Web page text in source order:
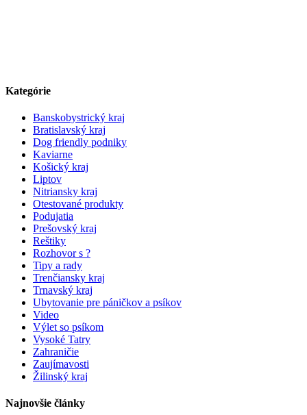
Kategórie
Banskobystrický kraj
Bratislavský kraj
Dog friendly podniky
Kaviarne
Košický kraj
Liptov
Nitriansky kraj
Otestované produkty
Podujatia
Prešovský kraj
Reštiky
Rozhovor s ?
Tipy a rady
Trenčiansky kraj
Trnavský kraj
Ubytovanie pre páničkov a psíkov
Video
Výlet so psíkom
Vysoké Tatry
Zahraničie
Zaujímavosti
Žilinský kraj
Najnovšie články